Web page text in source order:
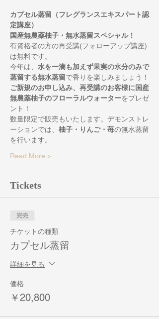
カプセル蒸留（フレグランスエキスパート認
定講座）
国産無農薬柚子・無水蒸留スペシャル！
有資格者の方の再受講(フォローアップ講座)
は無料です。
今年は、 水を一滴も加えず果実の水分のみで
蒸留する無水蒸留で香りを楽しみましょう！
ご新規のお申し込み、再受講のお客様に国産
無農薬柚子のフローラルウォーターをプレゼ
ント！
数量限定で販売もいたします。デモンストレ
ーションでは、 柚子・りんご・苺の無水蒸留
を行います。
Read More >
Tickets
完売
チケットの種類
カプセル蒸留
詳細を見る
価格
￥20,800